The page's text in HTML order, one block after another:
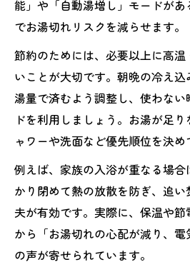
能」や「自動湯増し」モードがあ
でお湯切れリスクを減らせます。
節約のためには、必要以上に高
いことが大切です。朝晩の冷え
湯量で済むよう調整し、使わな
ドを利用しましょう。お湯が足
ャワーや洗面など優先順位を決め
例えば、家族の入浴が重なる場合
かり閉めて熱の放散を防ぎ、追
夫が有効です。実際に、保温や
から「お湯切れの心配が減り、
の声が寄せられています。